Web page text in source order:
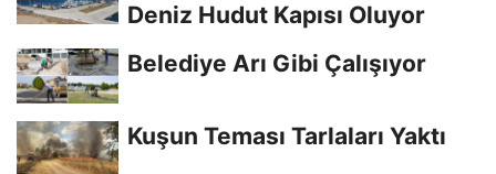
Deniz Hudut Kapısı Oluyor
Belediye Arı Gibi Çalışıyor
Kuşun Teması Tarlaları Yaktı